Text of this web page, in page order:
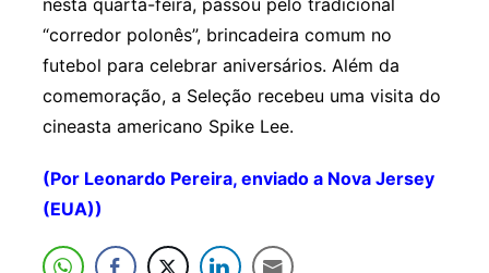
nesta quarta-feira, passou pelo tradicional
“corredor polonês”, brincadeira comum no
futebol para celebrar aniversários. Além da
comemoração, a Seleção recebeu uma visita do
cineasta americano Spike Lee.
(Por Leonardo Pereira, enviado a Nova Jersey
(EUA))